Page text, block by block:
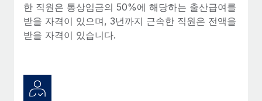
한 직원은 통상임금의 50%에 해당하는 출산급여를
받을 자격이 있으며, 3년까지 근속한 직원은 전액을
받을 자격이 있습니다.